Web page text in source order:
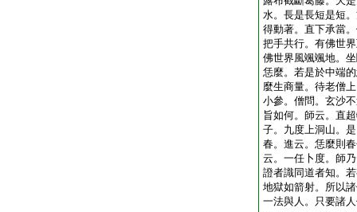
水。長是長短是短
得動著。直下承當
把手共行。有佛世
佛世界風颯颯地。
恁麼。若是於中端
麼生商量。待老僧
小參。僧問。玄沙
旨如何。師云。直
子。九度上洞山。
春。進云。恁麼則
云。一任卜度。師
證者識同道者知。
地獄如箭射。所以
一法與人。只要諸